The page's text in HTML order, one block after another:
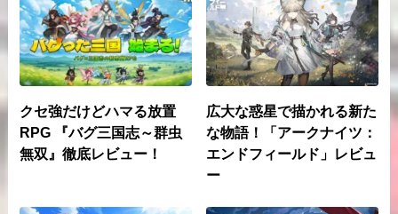
クセ強だけどハマる放置
RPG 『バグ三国志～群虫
無双』徹底レビュー！
広大な惑星で描かれる新た
な物語！「アークナイツ：
エンドフィールド」レビュ
ー